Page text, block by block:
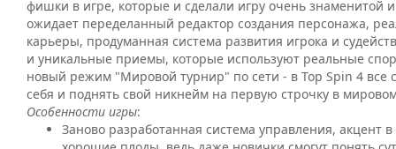
фишки в игре, которые и сделали игру очень знаменитой
ожидает переделанный редактор создания персонажа,
карьеры, продуманная система развития игрока и
и уникальные приемы, которые используют реальные
новый режим "Мировой турнир" по сети - в Top Spin 4 все
себя и поднять свой никнейм на первую строчку в
Особенности игры:
Заново разработанная система управления, акцент